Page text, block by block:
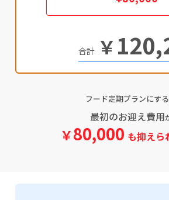
￥
フード定期プランにす
最初のお迎え費用
￥80,000 も抑えら